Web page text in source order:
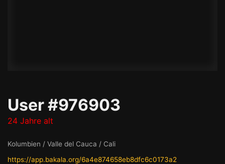
User #976903
24 Jahre alt
Kolumbien / Valle del Cauca / Cali
https://app.bakala.org/6a4e874658eb8dfc6c0173a2